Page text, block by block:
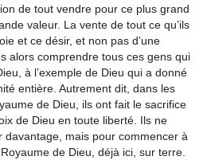
de tout vendre pour ce plus grand
valeur. La vente de tout ce qu’ils
et ce désir, et non pas d’une
alors comprendre tous ces gens qui
à l’exemple de Dieu qui a donné
entière. Autrement dit, dans les
de Dieu, ils ont fait le sacrifice
de Dieu en toute liberté. Ils ne
davantage, mais pour commencer à
de Dieu, déjà ici, sur terre.